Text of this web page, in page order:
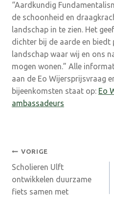
“Aardkundig
de schoonheid en
landschap in te zien. Het
dichter bij de aarde en biedt
landschap waar wij en ons
mogen wonen.” Alle
aan de Eo Wijersprijsvraag
bijeenkomsten staat op: Eo
ambassadeurs
Bericht
navigatie
VORIGE
Scholieren Ulft
ontwikkelen duurzame
fiets samen met